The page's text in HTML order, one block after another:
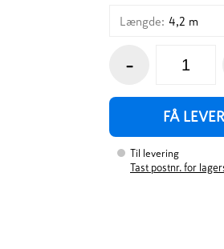
Længde: 4,2 m
-
FÅ
Til levering
Tast postnr. for